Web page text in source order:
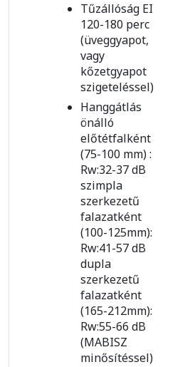
Tűzállóság EI
120-180 perc
(üveggyapot,
vagy
kőzetgyapot
szigeteléssel)
Hanggátlás
önálló
előtétfalként
(75-100 mm) :
Rw:32-37 dB
szimpla
szerkezetű
falazatként
(100-125mm):
Rw:41-57 dB
dupla
szerkezetű
falazatként
(165-212mm):
Rw:55-66 dB
(MABISZ
minősítéssel)